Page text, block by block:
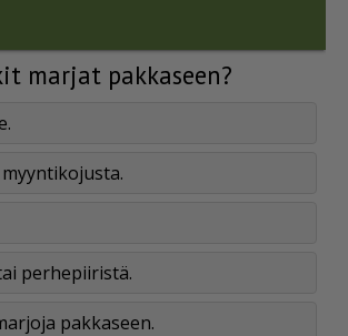
marjat pakkaseen?
perhepiiristä.
pakkaseen.